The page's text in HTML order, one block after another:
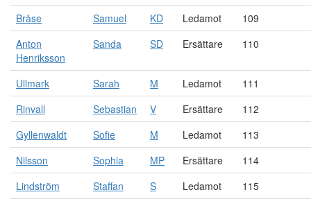
Bråse
Samuel KD Ledamot
109
Anton
Henriksson
Sanda SD Ersättare 110
Ullmark Sarah M Ledamot
111
Rinvall
Sebastian V Ersättare
112
Gyllenwaldt
Sofie M Ledamot
113
Nilsson
Sophia MP Ersättare
114
Lindström
Staffan S Ledamot
115